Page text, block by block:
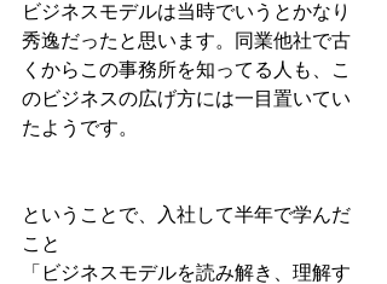
ビジネスモデルは当時でいうとかなり
秀逸だったと思います。同業他社で古
くからこの事務所を知ってる人も、こ
のビジネスの広げ方には一目置いてい
たようです。
ということで、入社して半年で学んだ
こと
「ビジネスモデルを読み解き、理解す